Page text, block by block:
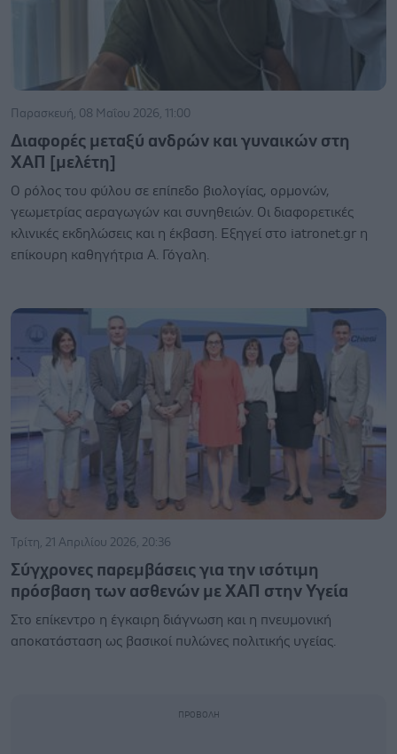
Παρασκευή, 08 Μαΐου 2026, 11:00
Διαφορές μεταξύ ανδρών και γυναικών στη
ΧΑΠ [μελέτη]
Ο ρόλος του φύλου σε επίπεδο βιολογίας, ορμονών,
γεωμετρίας αεραγωγών και συνηθειών. Οι διαφορετικές
κλινικές εκδηλώσεις και η έκβαση. Εξηγεί στο iatronet.gr η
επίκουρη καθηγήτρια Α. Γόγαλη.
Τρίτη, 21 Απριλίου 2026, 20:36
Σύγχρονες παρεμβάσεις για την ισότιμη
πρόσβαση των ασθενών με ΧΑΠ στην Υγεία
Στο επίκεντρο η έγκαιρη διάγνωση και η πνευμονική
αποκατάσταση ως βασικοί πυλώνες πολιτικής υγείας.